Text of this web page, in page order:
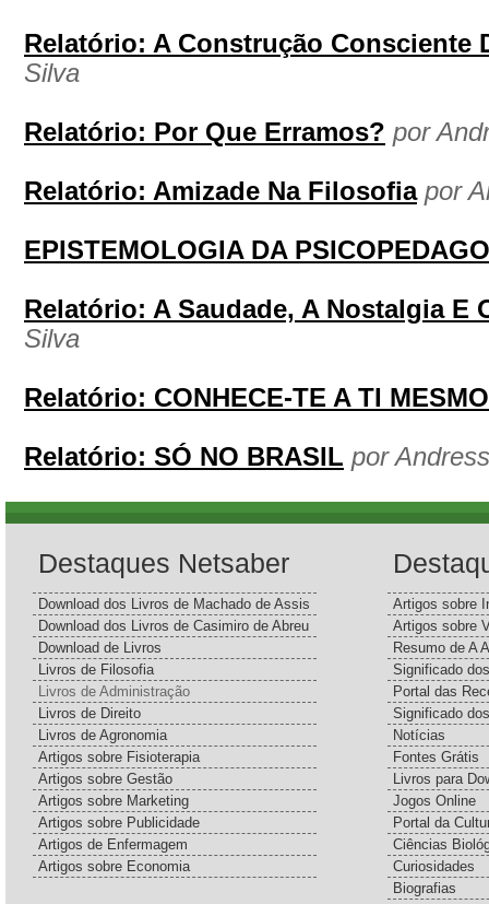
Relatório: A Construção Consciente
Silva
Relatório: Por Que Erramos? por
Relatório: Amizade Na Filosofia por
EPISTEMOLOGIA DA
Relatório: A Saudade, A Nostalgia E
Silva
Relatório: CONHECE-TE A TI MESMO
Relatório: SÓ NO BRASIL por
Destaques Netsaber
Download dos Livros de Machado de Assis
Download dos Livros de Casimiro de Abreu
Download de Livros
Livros de Filosofia
Livros de Administração
Livros de Direito
Livros de Agronomia
Artigos sobre Fisioterapia
Artigos sobre Gestão
Artigos sobre Marketing
Artigos sobre Publicidade
Artigos de Enfermagem
Artigos sobre Economia
Artigos sobre
Artigos sobre
Resumo de A
Significado
Portal das
Significado
Notícias
Fontes Grátis
Livros para
Jogos Online
Portal da
Ciências
Curiosidades
Biografias